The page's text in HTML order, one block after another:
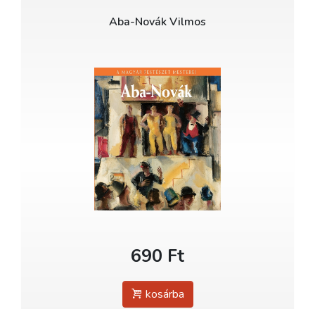
Aba-Novák Vilmos
690 Ft
kosárba